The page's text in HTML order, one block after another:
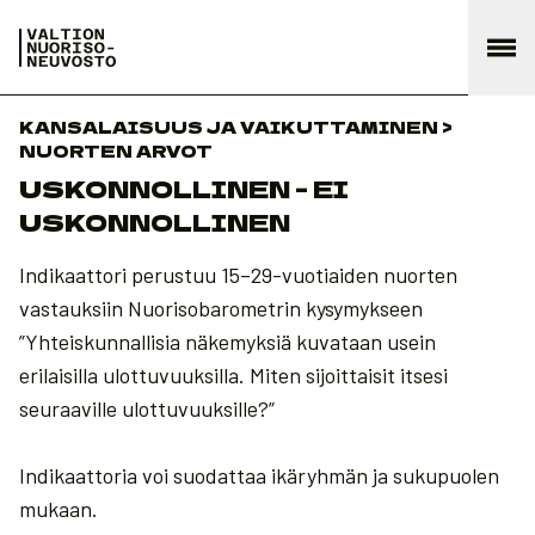
KANSALAISUUS JA VAIKUTTAMINEN >
NUORTEN ARVOT
USKONNOLLINEN - EI
USKONNOLLINEN
Indikaattori perustuu 15–29-vuotiaiden nuorten
vastauksiin Nuorisobarometrin kysymykseen
”Yhteiskunnallisia näkemyksiä kuvataan usein
erilaisilla ulottuvuuksilla. Miten sijoittaisit itsesi
seuraaville ulottuvuuksille?”
Indikaattoria voi suodattaa ikäryhmän ja sukupuolen
mukaan.